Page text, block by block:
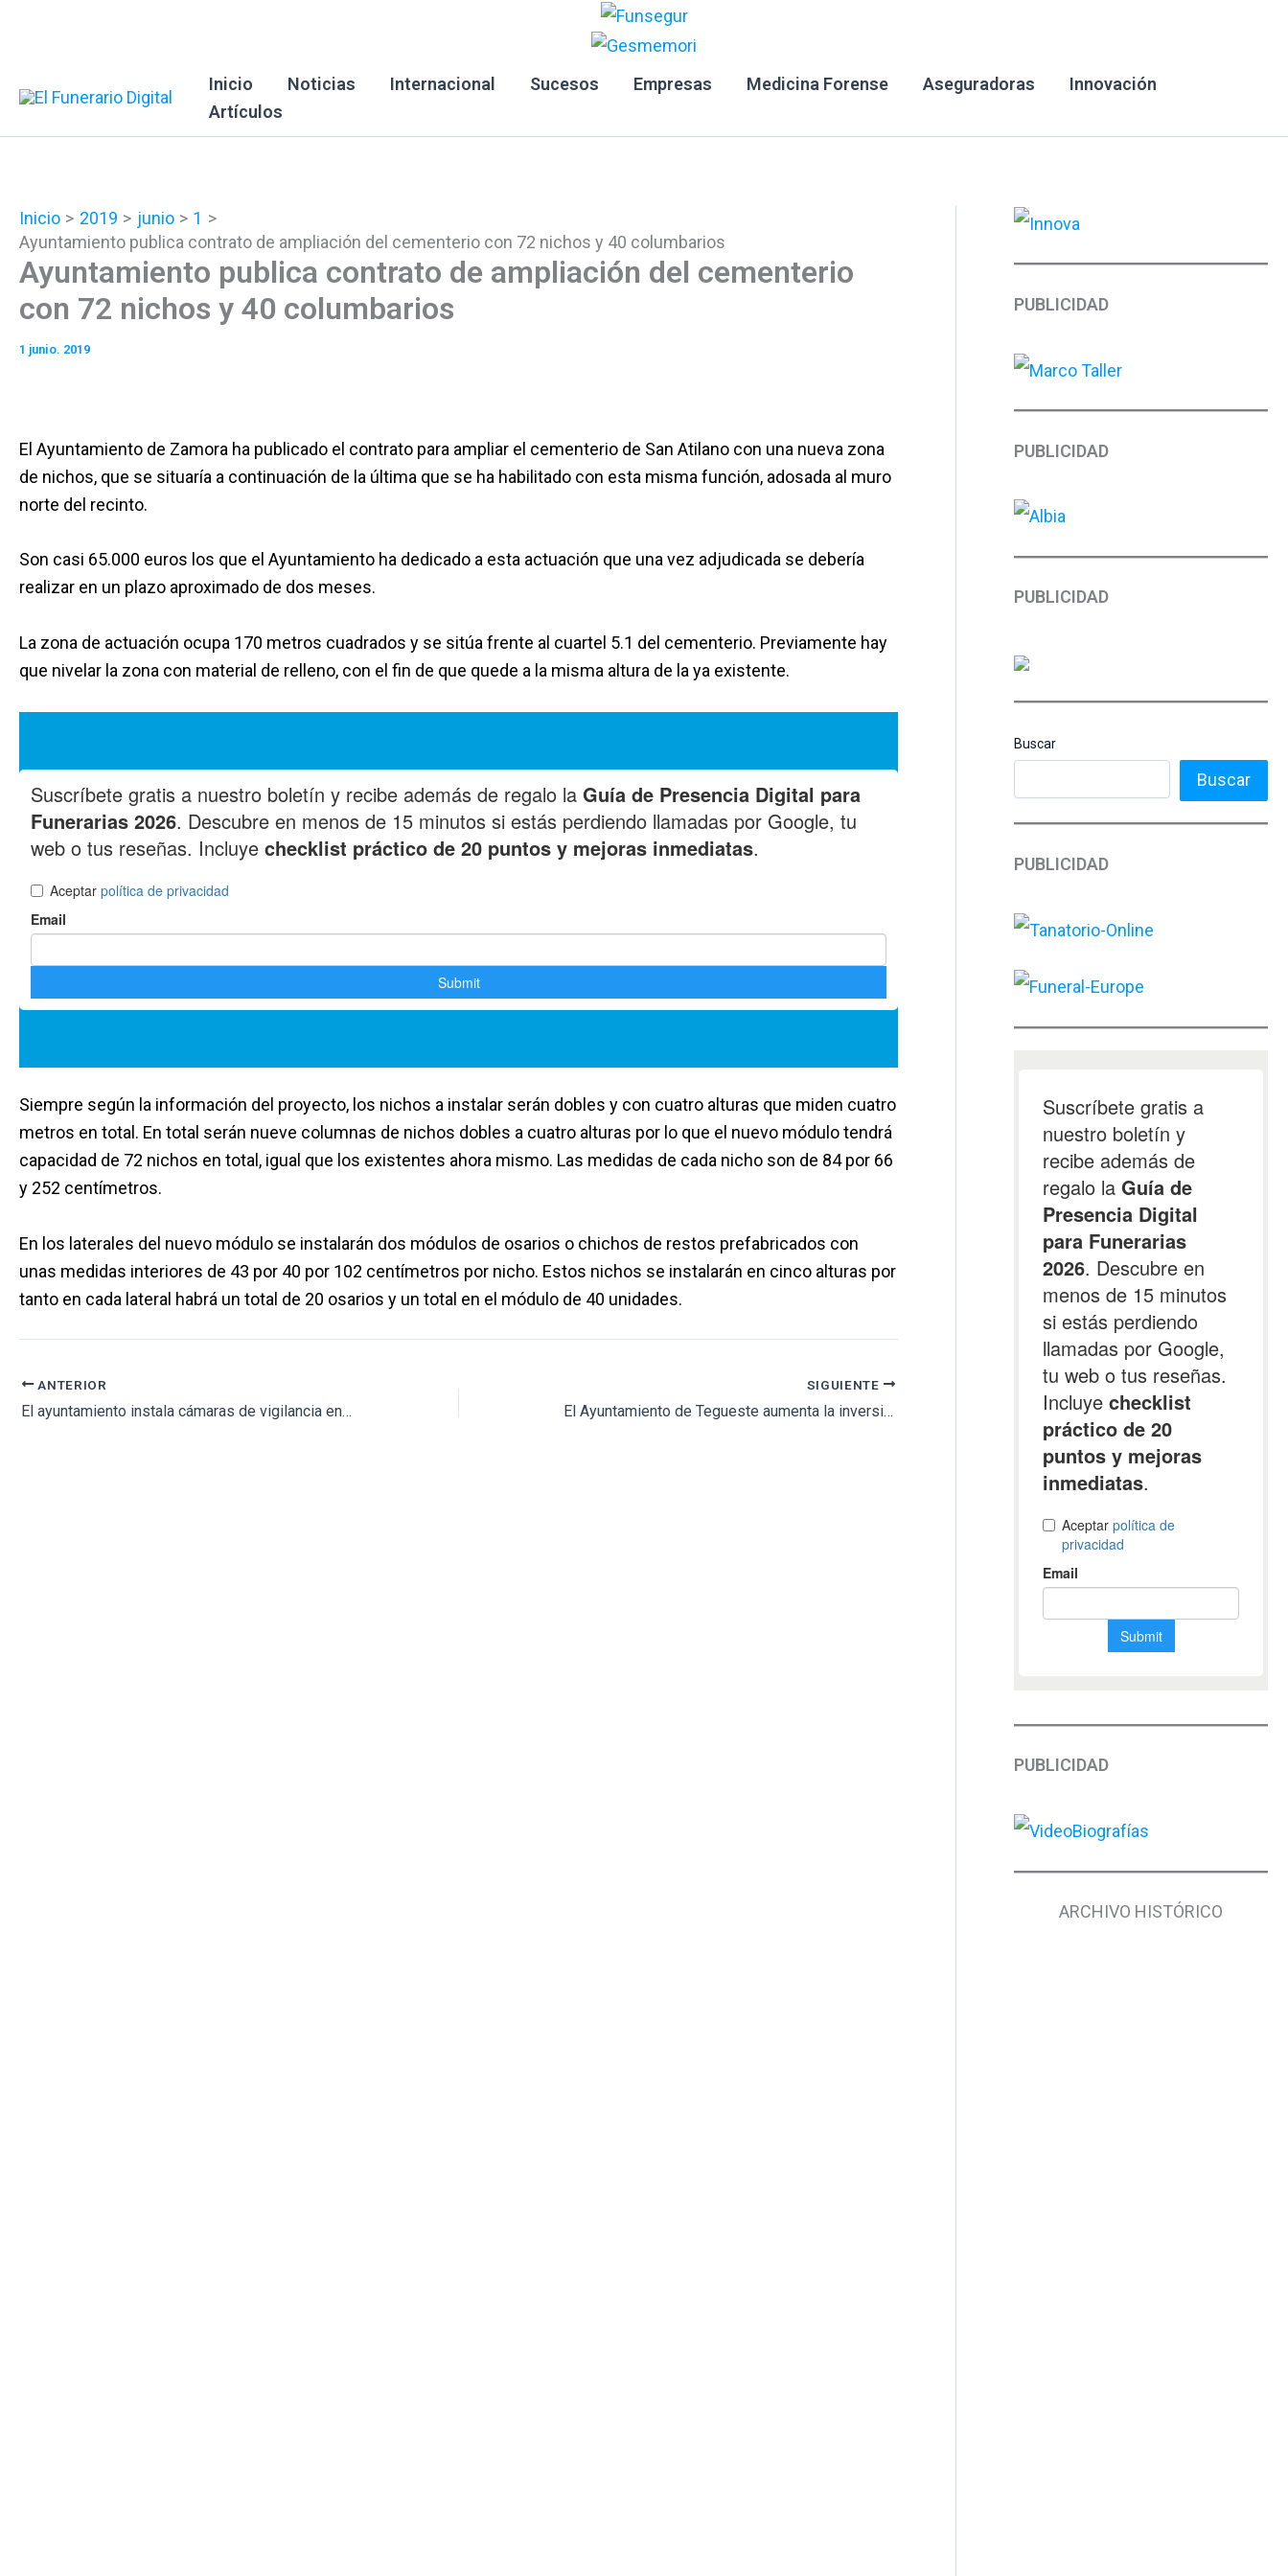
Inicio Noticias Internacional Sucesos Empresas Medicina Forense Aseguradoras
Innovación
Artículos
Inicio 2019 junio
1
Ayuntamiento publica contrato de ampliación del cementerio con 72 nichos y 40 columbarios
Ayuntamiento publica contrato de ampliación del cementerio
con 72 nichos y 40 columbarios
1 junio. 2019
El Ayuntamiento de Zamora ha publicado el contrato para ampliar el cementerio de San Atilano con una nueva zona
de nichos, que se situaría a continuación de la última que se ha habilitado con esta misma función, adosada al muro
norte del recinto.
Son casi 65.000 euros los que el Ayuntamiento ha dedicado a esta actuación que una vez adjudicada se debería
realizar en un plazo aproximado de dos meses.
La zona de actuación ocupa 170 metros cuadrados y se sitúa frente al cuartel 5.1 del cementerio. Previamente hay
que nivelar la zona con material de relleno, con el fin de que quede a la misma altura de la ya existente.
Siempre según la información del proyecto, los nichos a instalar serán dobles y con cuatro alturas que miden cuatro
metros en total. En total serán nueve columnas de nichos dobles a cuatro alturas por lo que el nuevo módulo tendrá
capacidad de 72 nichos en total, igual que los existentes ahora mismo. Las medidas de cada nicho son de 84 por 66
y 252 centímetros.
En los laterales del nuevo módulo se instalarán dos módulos de osarios o chichos de restos prefabricados con
unas medidas interiores de 43 por 40 por 102 centímetros por nicho. Estos nichos se instalarán en cinco alturas por
tanto en cada lateral habrá un total de 20 osarios y un total en el módulo de 40 unidades.
ANTERIOR
El ayuntamiento instala cámaras de vigilancia en el cementerio para atajar los actos vandálicos
SIGUIENTE
El Ayuntamiento de Tegueste aumenta la inversión destinada a mejorar el cementerio de Bellavista
PUBLICIDAD
PUBLICIDAD
PUBLICIDAD
Buscar
Buscar
PUBLICIDAD
PUBLICIDAD
ARCHIVO HISTÓRICO